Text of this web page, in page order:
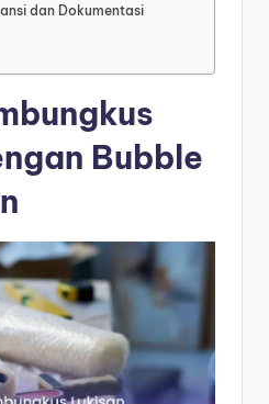
dan Dokumentasi
Bubble